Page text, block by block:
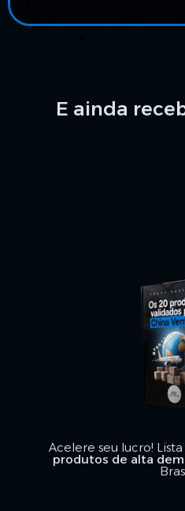
E ainda
Acelere seu lucro!
produtos de alta